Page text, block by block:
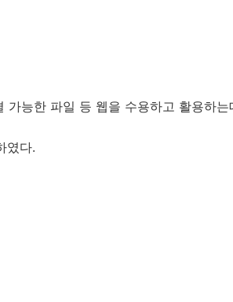
능한 파일 등 웹을 수용하고 활용하
였다.